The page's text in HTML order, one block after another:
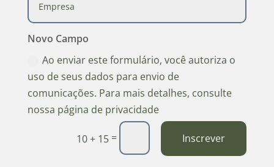
Novo Campo
Ao enviar este formulário, você autoriza o
uso de seus dados para envio de
comunicações. Para mais detalhes, consulte
nossa página de privacidade
10 + 15 = Inscrever